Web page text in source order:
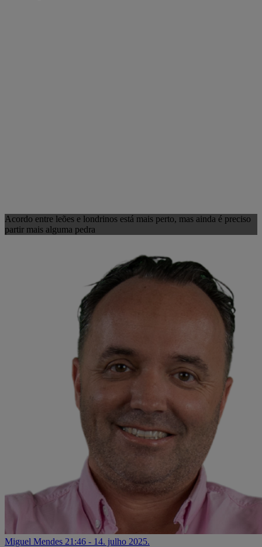
Acordo entre leões e londrinos está mais perto, mas ainda é preciso
partir mais alguma pedra
Miguel Mendes 21:46 - 14. julho 2025.